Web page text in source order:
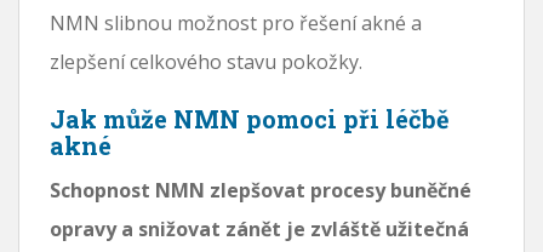
NMN slibnou možnost pro řešení akné a
zlepšení celkového stavu pokožky.
Jak může NMN pomoci při léčbě
akné
Schopnost NMN zlepšovat procesy buněčné
opravy a snižovat zánět je zvláště užitečná